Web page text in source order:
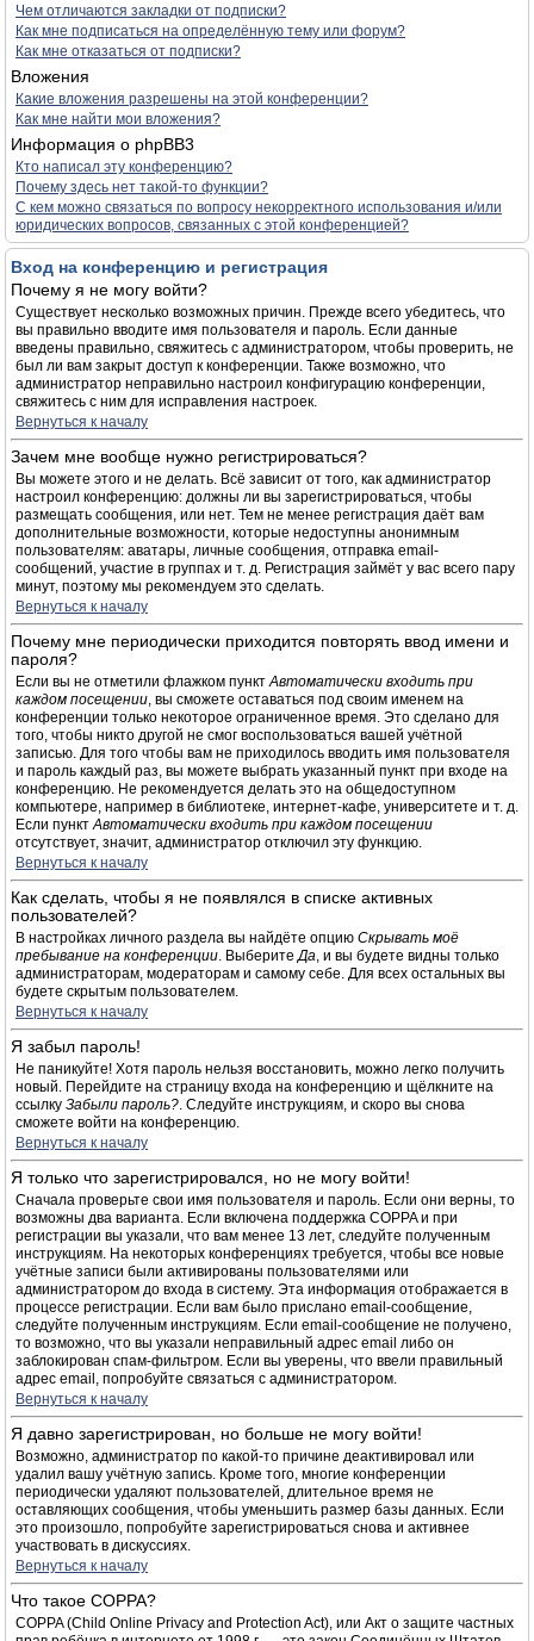
Чем отличаются закладки от подписки?
Как мне подписаться на определённую тему или форум?
Как мне отказаться от подписки?
Вложения
Какие вложения разрешены на этой конференции?
Как мне найти мои вложения?
Информация о phpBB3
Кто написал эту конференцию?
Почему здесь нет такой-то функции?
С кем можно связаться по вопросу некорректного использования и/или
юридических вопросов, связанных с этой конференцией?
Вход на конференцию и регистрация
Почему я не могу войти?
Существует несколько возможных причин. Прежде всего убедитесь, что
вы правильно вводите имя пользователя и пароль. Если данные
введены правильно, свяжитесь с администратором, чтобы проверить, не
был ли вам закрыт доступ к конференции. Также возможно, что
администратор неправильно настроил конфигурацию конференции,
свяжитесь с ним для исправления настроек.
Вернуться к началу
Зачем мне вообще нужно регистрироваться?
Вы можете этого и не делать. Всё зависит от того, как администратор
настроил конференцию: должны ли вы зарегистрироваться, чтобы
размещать сообщения, или нет. Тем не менее регистрация даёт вам
дополнительные возможности, которые недоступны анонимным
пользователям: аватары, личные сообщения, отправка email-
сообщений, участие в группах и т. д. Регистрация займёт у вас всего пару
минут, поэтому мы рекомендуем это сделать.
Вернуться к началу
Почему мне периодически приходится повторять ввод имени и
пароля?
Если вы не отметили флажком пунктАвтоматически входить при
каждом посещении, вы сможете оставаться под своим именем на
конференции только некоторое ограниченное время. Это сделано для
того, чтобы никто другой не смог воспользоваться вашей учётной
записью. Для того чтобы вам не приходилось вводить имя пользователя
и пароль каждый раз, вы можете выбрать указанный пункт при входе на
конференцию. Не рекомендуется делать это на общедоступном
компьютере, например в библиотеке, интернет-кафе, университете и т. д.
Если пунктАвтоматически входить при каждом посещении
отсутствует, значит, администратор отключил эту функцию.
Вернуться к началу
Как сделать, чтобы я не появлялся в списке активных
пользователей?
В настройках личного раздела вы найдёте опцию Скрывать моё
пребывание на конференции. ВыберитеДа, и вы будете видны только
администраторам, модераторам и самому себе. Для всех остальных вы
будете скрытым пользователем.
Вернуться к началу
Я забыл пароль!
Не паникуйте! Хотя пароль нельзя восстановить, можно легко получить
новый. Перейдите на страницу входа на конференцию и щёлкните на
ссылку Забыли пароль?. Следуйте инструкциям, и скоро вы снова
сможете войти на конференцию.
Вернуться к началу
Я только что зарегистрировался, но не могу войти!
Сначала проверьте свои имя пользователя и пароль. Если они верны, то
возможны два варианта. Если включена поддержка COPPA и при
регистрации вы указали, что вам менее 13 лет, следуйте полученным
инструкциям. На некоторых конференциях требуется, чтобы все новые
учётные записи были активированы пользователями или
администратором до входа в систему. Эта информация отображается в
процессе регистрации. Если вам было прислано email-сообщение,
следуйте полученным инструкциям. Если email-сообщение не получено,
то возможно, что вы указали неправильный адрес email либо он
заблокирован спам-фильтром. Если вы уверены, что ввели правильный
адрес email, попробуйте связаться с администратором.
Вернуться к началу
Я давно зарегистрирован, но больше не могу войти!
Возможно, администратор по какой-то причине деактивировал или
удалил вашу учётную запись. Кроме того, многие конференции
периодически удаляют пользователей, длительное время не
оставляющих сообщения, чтобы уменьшить размер базы данных. Если
это произошло, попробуйте зарегистрироваться снова и активнее
участвовать в дискуссиях.
Вернуться к началу
Что такое COPPA?
COPPA (Child Online Privacy and Protection Act), или Акт о защите частных